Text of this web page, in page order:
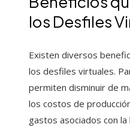
los Desfiles
Existen diversos
los desfiles virtuales.
permiten disminuir de
los costos de
gastos asociados con la